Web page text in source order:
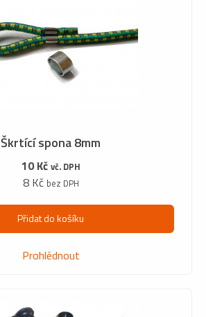
Škrtící spona 8mm
10 Kč vč. DPH
8 Kč bez DPH
Přidat do košíku
Prohlédnout